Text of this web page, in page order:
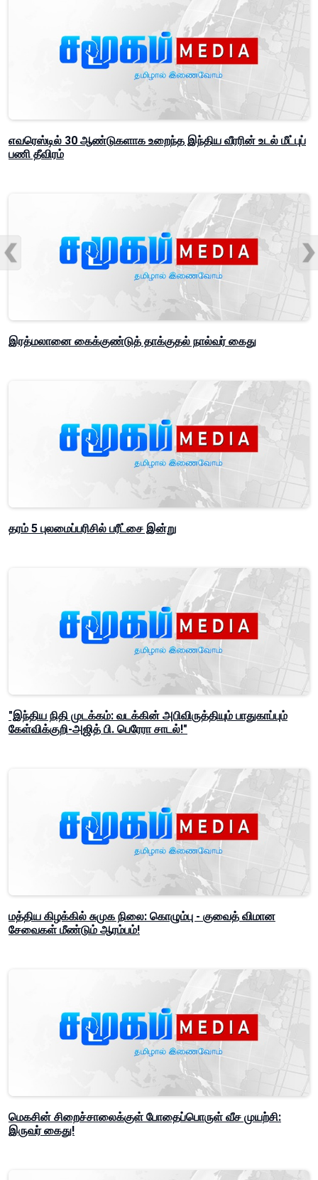
எவரெஸ்டில் 30 ஆண்டுகளாக உறைந்த இந்திய வீரரின் உடல் மீட்புப்
பணி தீவிரம்
இரத்மலானை கைக்குண்டுத் தாக்குதல் நால்வர் கைது
தரம் 5 புலமைப்பரிசில் பரீட்சை இன்று
"இந்திய நிதி முடக்கம்: வடக்கின் அபிவிருத்தியும் பாதுகாப்பும்
கேள்விக்குறி-அஜித் பி. பெரேரா சாடல்!"
மத்திய கிழக்கில் சுமுக நிலை: கொழும்பு - குவைத் விமான
சேவைகள் மீண்டும் ஆரம்பம்!
மெகசின் சிறைச்சாலைக்குள் போதைப்பொருள் வீச முயற்சி:
இருவர் கைது!